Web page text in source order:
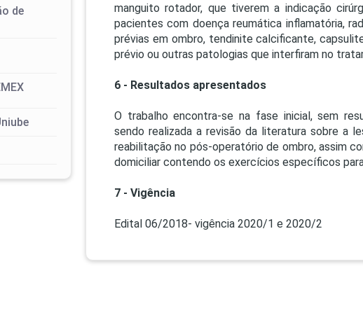
de
manguito rotador, que tiverem a indicação
pacientes com doença reumática inflamatória,
prévias em ombro, tendinite calcificante,
prévio ou outras patologias que interfiram no
6 - Resultados apresentados
O trabalho encontra-se na fase inicial, sem
sendo realizada a revisão da literatura sobre a
reabilitação no pós-operatório de ombro, assim
domiciliar contendo os exercícios específicos
7 - Vigência
Edital 06/2018- vigência 2020/1 e 2020/2